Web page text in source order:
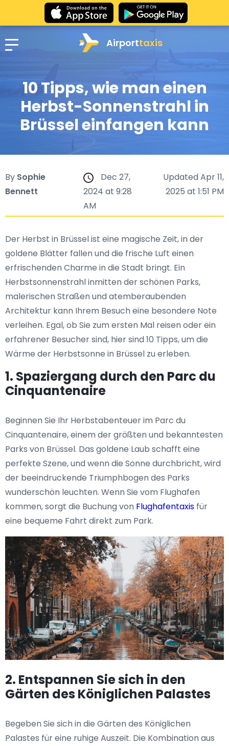
Airporttaxis
10 Tipps, wie man einen
Herbst-Sonnenstrahl in
Brüssel einfangen kann
By Sophie
Bennett
Dec 27,
2024 at 9:28
AM
Updated Apr 11,
2025 at 1:51 PM
Der Herbst in Brüssel ist eine magische Zeit, in der
goldene Blätter fallen und die frische Luft einen
erfrischenden Charme in die Stadt bringt. Ein
Herbstsonnenstrahl inmitten der schönen Parks,
malerischen Straßen und atemberaubenden
Architektur kann Ihrem Besuch eine besondere Note
verleihen. Egal, ob Sie zum ersten Mal reisen oder ein
erfahrener Besucher sind, hier sind 10 Tipps, um die
Wärme der Herbstsonne in Brüssel zu erleben.
1. Spaziergang durch den Parc du
Cinquantenaire
Beginnen Sie Ihr Herbstabenteuer im Parc du
Cinquantenaire, einem der größten und bekanntesten
Parks von Brüssel. Das goldene Laub schafft eine
perfekte Szene, und wenn die Sonne durchbricht, wird
der beeindruckende Triumphbogen des Parks
wunderschön leuchten. Wenn Sie vom Flughafen
kommen, sorgt die Buchung von Flughafentaxis für
eine bequeme Fahrt direkt zum Park.
2. Entspannen Sie sich in den
Gärten des Königlichen Palastes
Begeben Sie sich in die Gärten des Königlichen
Palastes für eine ruhige Auszeit. Die Kombination aus